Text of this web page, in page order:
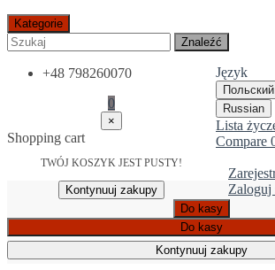
Kategorie
Znaleźć
Język
Польский
Russian
Lista
Compare
Zaloguj
+48 798260070
0
×
Shopping cart
TWÓJ KOSZYK JEST PUSTY!
Kontynuuj zakupy
Do kasy
Do kasy
Kontynuuj zakupy